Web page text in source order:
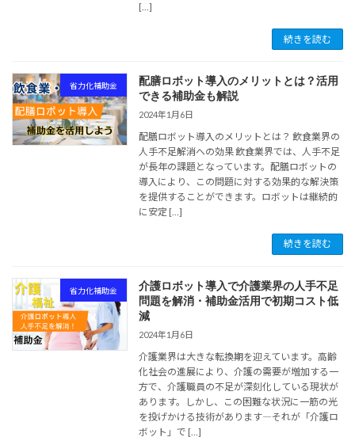
[…]
続きを読む
省力化補助金
配膳ロボット導入のメリットとは？活用
できる補助金も解説
2024年1月6日
配膳ロボット導入のメリットとは？ 飲食業界の
人手不足解消への効果 飲食業界では、人手不足
が長年の課題となっています。配膳ロボットの
導入により、この問題に対する効果的な解決策
を提供することができます。ロボットは継続的
に安定 […]
続きを読む
省力化補助金
介護ロボット導入で介護業界の人手不足
問題を解消・補助金活用で初期コスト低
減
2024年1月6日
介護業界は大きな転換期を迎えています。高齢
化社会の進展により、介護の需要が増加する一
方で、介護職員の不足が深刻化している現状が
あります。しかし、この困難な状況に一筋の光
を投げかける技術があります―それが「介護ロ
ボット」で […]